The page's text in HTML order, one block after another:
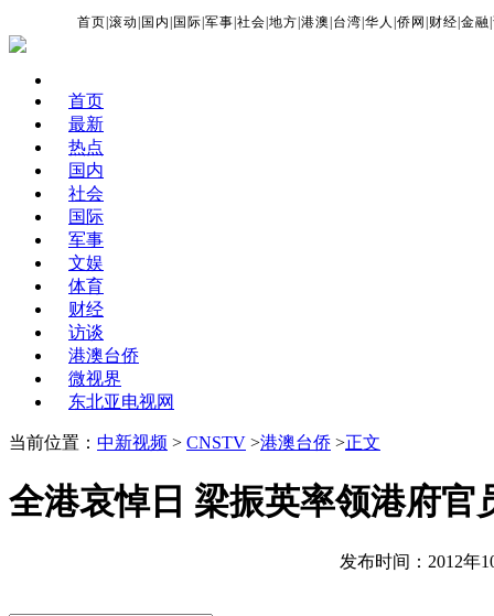
首页 |滚动 国内 国际 |军事 |社会 |地方 |港澳 台湾 |华人 |侨网 财经 |金融 |
首页
最新
热点
国内
社会
国际
军事
文娱
体育
财经
访谈
港澳台侨
微视界
东北亚电视网
当前位置： 中新视频 > CNSTV >港澳台侨 >正文
全港哀悼日 梁振英率领港府官
发布时间：2012年